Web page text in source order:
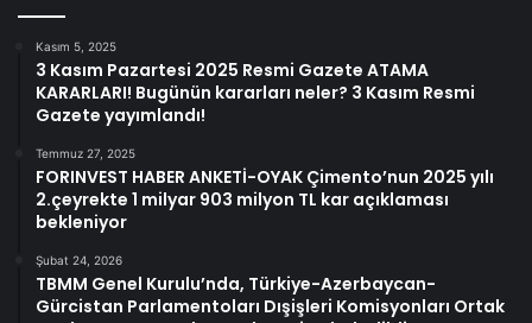
Kasım 5, 2025
3 Kasım Pazartesi 2025 Resmi Gazete ATAMA
KARARLARI! Bugünün kararları neler? 3 Kasım Resmi
Gazete yayımlandı!
Temmuz 27, 2025
FORINVEST HABER ANKETİ-OYAK Çimento’nun 2025 yılı
2.çeyrekte 1 milyar 903 milyon TL kar açıklaması
bekleniyor
Şubat 24, 2026
TBMM Genel Kurulu’nda, Türkiye-Azerbaycan-
Gürcistan Parlamentoları Dışişleri Komisyonları Ortak